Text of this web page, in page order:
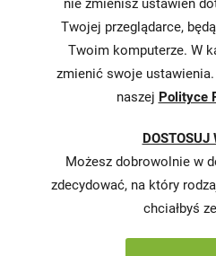
nie zmienisz ustawień
Twojej przeglądarce,
Twoim komputerze. W
zmienić swoje
naszej Polityce
DOSTOSUJ
Możesz dobrowolnie w
zdecydować, na który
chciałbyś